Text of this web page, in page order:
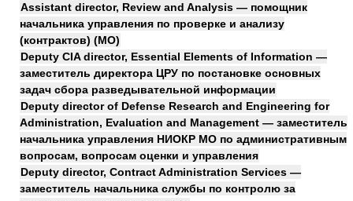
Assistant director, Review and Analysis — помощник
начальника управления по проверке и анализу
(контрактов) (МО)
Deputy CIA director, Essential Elements of Information —
заместитель директора ЦРУ по постановке основных
задач сбора разведывательной информации
Deputy director of Defense Research and Engineering for
Administration, Evaluation and Management — заместитель
начальника управления НИОКР МО по административным
вопросам, вопросам оценки и управления
Deputy director, Contract Administration Services —
заместитель начальника службы по контролю за